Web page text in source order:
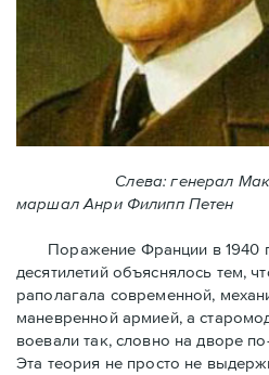
Слева: генерал
маршал Анри Филипп Петен
Поражение Франции в 1940
десятилетий объяснялось тем,
раполагала современной,
маневренной армией, а
воевали так, словно на дворе
Эта теория не просто не